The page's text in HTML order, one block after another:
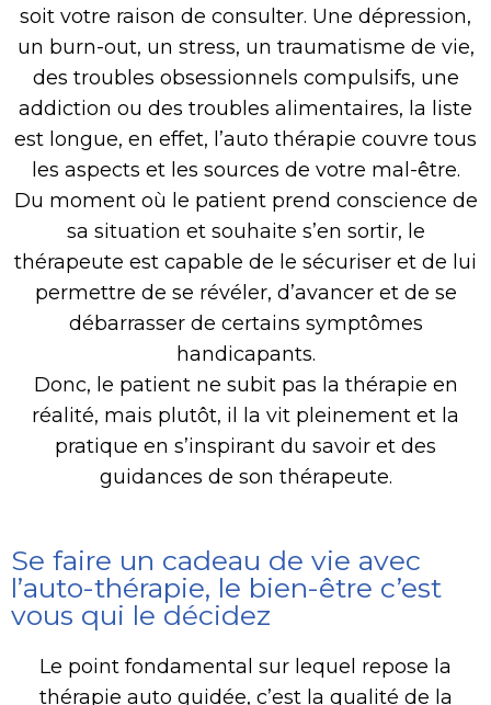
soit votre raison de consulter. Une dépression,
un burn-out, un stress, un traumatisme de vie,
des troubles obsessionnels compulsifs, une
addiction ou des troubles alimentaires, la liste
est longue, en effet, l’auto thérapie couvre tous
les aspects et les sources de votre mal-être.
Du moment où le patient prend conscience de
sa situation et souhaite s’en sortir, le
thérapeute est capable de le sécuriser et de lui
permettre de se révéler, d’avancer et de se
débarrasser de certains symptômes
handicapants.
Donc, le patient ne subit pas la thérapie en
réalité, mais plutôt, il la vit pleinement et la
pratique en s’inspirant du savoir et des
guidances de son thérapeute.
Se faire un cadeau de vie avec
l’auto-thérapie, le bien-être c’est
vous qui le décidez
Le point fondamental sur lequel repose la
thérapie auto guidée, c’est la qualité de la